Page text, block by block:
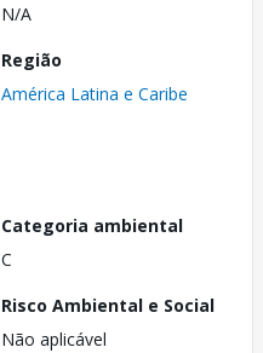
N/A
Região
América Latina e Caribe
Categoria ambiental
C
Risco Ambiental e Social
Não aplicável